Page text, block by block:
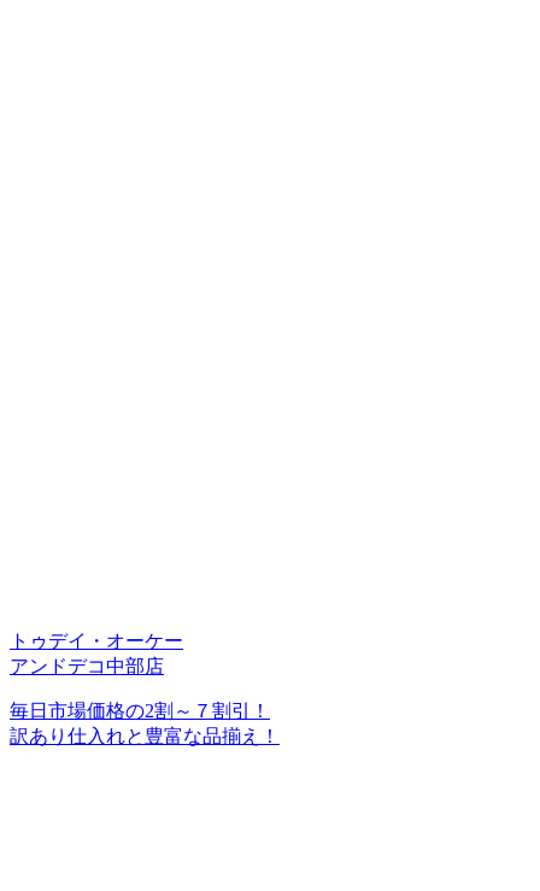
トゥデイ・オーケー
アンドデコ中部店
毎日市場価格の2割～７割引！
訳あり仕入れと豊富な品揃え！